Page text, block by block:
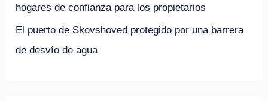
hogares de confianza para los propietarios
El puerto de Skovshoved protegido por una barrera
de desvío de agua